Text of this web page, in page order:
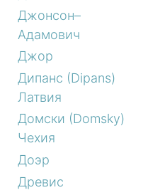
Джонсон–
Адамович
Джор
Дипанс (Dipans)
Латвия
Домски (Domsky)
Чехия
Доэр
Древис